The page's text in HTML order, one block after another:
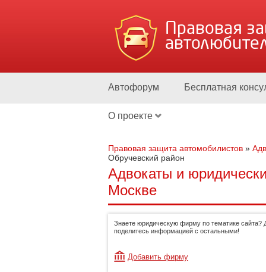
Правовая
Автофорум Бесплатная
О проекте
Правовая защита автомобилистов »
Обручевский район
Адвокаты и
Москве
Знаете юридическую фирму по тематике сайта?
поделитесь информацией с остальными!
Добавить фирму